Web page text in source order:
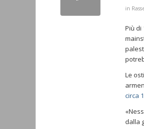
in
Più di
Le
circa
dalla